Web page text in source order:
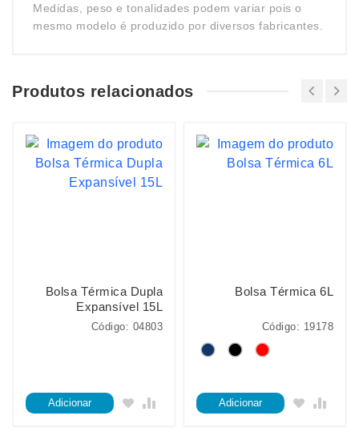
Medidas, peso e tonalidades podem variar pois o
mesmo modelo é produzido por diversos fabricantes.
Produtos relacionados
Bolsa Térmica Dupla
Expansível 15L
Código: 04803
Adicionar
Bolsa Térmica 6L
Código: 19178
Adicionar